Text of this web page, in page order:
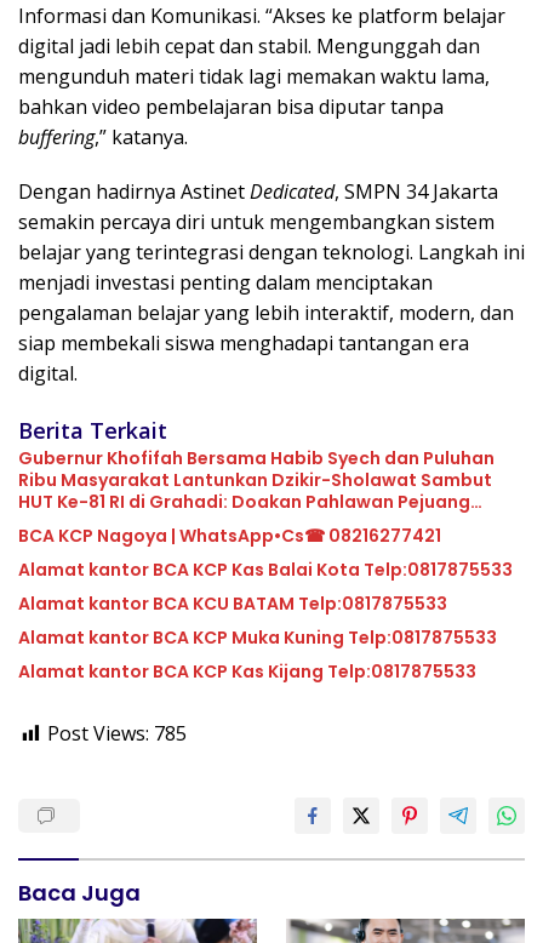
Informasi dan Komunikasi. “Akses ke platform belajar
digital jadi lebih cepat dan stabil. Mengunggah dan
mengunduh materi tidak lagi memakan waktu lama,
bahkan video pembelajaran bisa diputar tanpa
buffering,” katanya.
Dengan hadirnya AstinetDedicated, SMPN 34 Jakarta
semakin percaya diri untuk mengembangkan sistem
belajar yang terintegrasi dengan teknologi. Langkah ini
menjadi investasi penting dalam menciptakan
pengalaman belajar yang lebih interaktif, modern, dan
siap membekali siswa menghadapi tantangan era
digital.
Berita Terkait
Gubernur Khofifah Bersama Habib Syech dan Puluhan
Ribu Masyarakat Lantunkan Dzikir-Sholawat Sambut
HUT Ke-81 RI di Grahadi: Doakan Pahlawan Pejuang
Bangsa Sekaligus Ikhtiar Jaga Indonesia dan Kuatkan
Persatuan
BCA KCP Nagoya | WhatsApp•Cs☎ 08216277421
Alamat kantor BCA KCP Kas Balai Kota Telp:0817875533
Alamat kantor BCA KCU BATAM Telp:0817875533
Alamat kantor BCA KCP Muka Kuning Telp:0817875533
Alamat kantor BCA KCP Kas Kijang Telp:0817875533
Post Views: 785
Baca Juga